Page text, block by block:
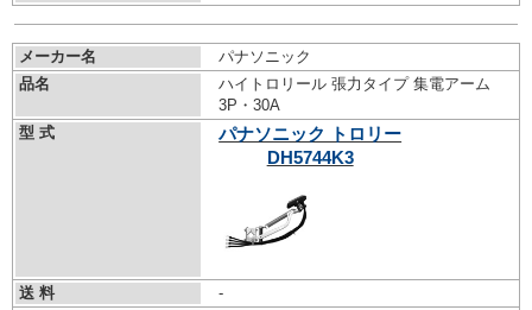
メーカー名
パナソニック
品名
ハイトロリール 張力タイプ 集電アーム
3P・30A
型 式
パナソニック トロリー
DH5744K3
送 料
-